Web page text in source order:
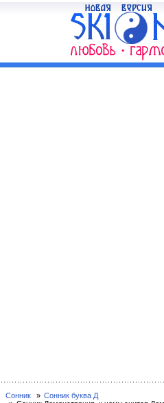
Сонник
Сонник буква Д